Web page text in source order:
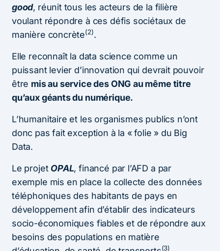
good, réunit tous les acteurs de la filière
voulant répondre à ces défis sociétaux de
manière concrète(2).
Elle reconnaît la data science comme un
puissant levier d’innovation qui devrait pouvoir
être mis au service des ONG au même titre
qu’aux géants du numérique.
L’humanitaire et les organismes publics n’ont
donc pas fait exception à la « folie » du Big
Data.
Le projet OPAL, financé par l’AFD a par
exemple mis en place la collecte des données
téléphoniques des habitants de pays en
développement afin d’établir des indicateurs
socio-économiques fiables et de répondre aux
besoins des populations en matière
(3)